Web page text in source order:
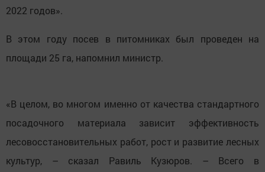
2022 годов».
В этом году посев в питомниках был проведен на
площади 25 га, напомнил министр.
«В целом, во многом именно от качества стандартного
посадочного материала зависит эффективность
лесовосстановительных работ, рост и развитие лесных
культур, – сказал Равиль Кузюров. – Всего в